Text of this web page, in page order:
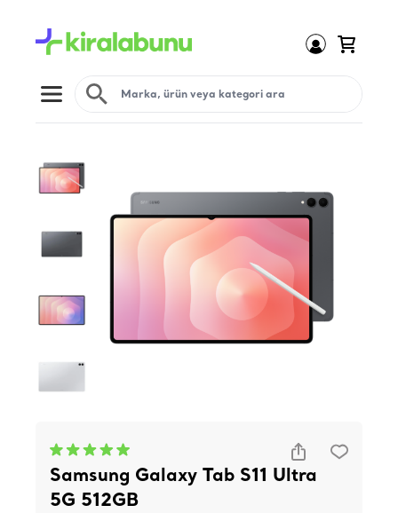
Open menu
Samsung Galaxy Tab S11 Ultra
5G 512GB